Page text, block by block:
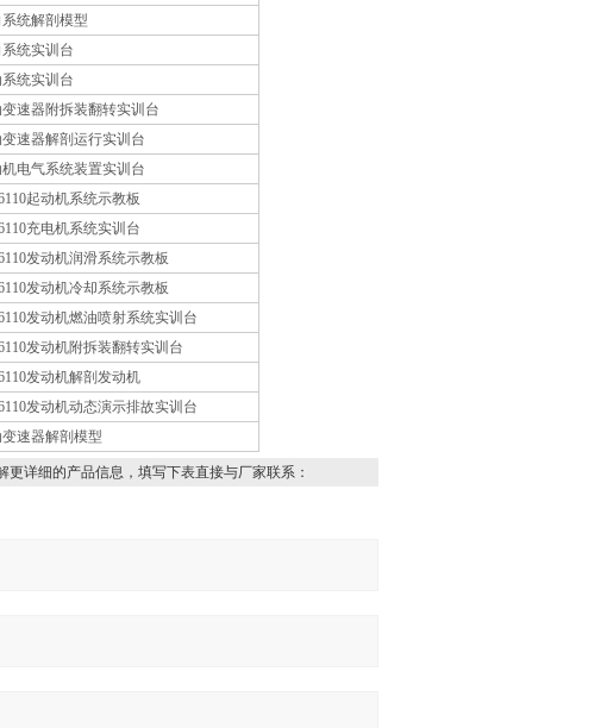
统解剖模型
统实训台
统实训台
速器附拆装翻转实训台
速器解剖运行实训台
电气系统装置实训台
起动机系统示教板
充电机系统实训台
发动机润滑系统示教板
发动机冷却系统示教板
发动机燃油喷射系统实训台
发动机附拆装翻转实训台
发动机解剖发动机
发动机动态演示排故实训台
速器解剖模型
更详细的产品信息，填写下表直接与厂家联系：